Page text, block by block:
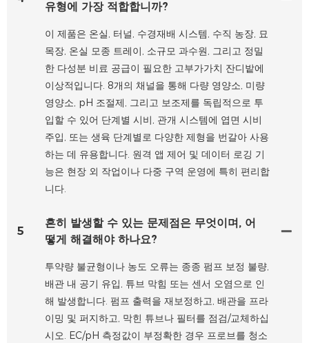
유형에 가장 적합합니까?
이 제품은 온실, 터널, 수경재배 시스템, 수직 농장, 묘
목장, 온실 모종 트레이, 소규모 과수원, 그리고 정밀
한 다성분 비료 공급이 필요한 고부가가치 잔디밭에
이상적입니다. 8개의 채널을 통해 다량 영양소, 미량
영양소, pH 조절제, 그리고 보조제를 독립적으로 투
입할 수 있어 단계별 시비, 관개 시스템에 엽면 시비
주입, 또는 생육 단계별로 다양한 제형을 번갈아 사용
하는 데 유용합니다. 원격 앱 제어 및 데이터 로깅 기
능은 현장 외 작업이나 다중 구역 운영에 특히 편리합
니다.
5
흔히 발생할 수 있는 문제점은 무엇이며, 어
떻게 해결해야 하나요?
투약량 불균형이나 농도 오류는 종종 펌프 보정 불량,
배관 내 공기 유입, 튜브 막힘 또는 센서 오염으로 인
해 발생합니다. 펌프 출력을 재보정하고, 배관을 프라
이밍 및 퍼지하고, 막힌 튜브나 필터를 점검/교체하십
시오. EC/pH 측정값이 부정확한 경우 프로브를 청소